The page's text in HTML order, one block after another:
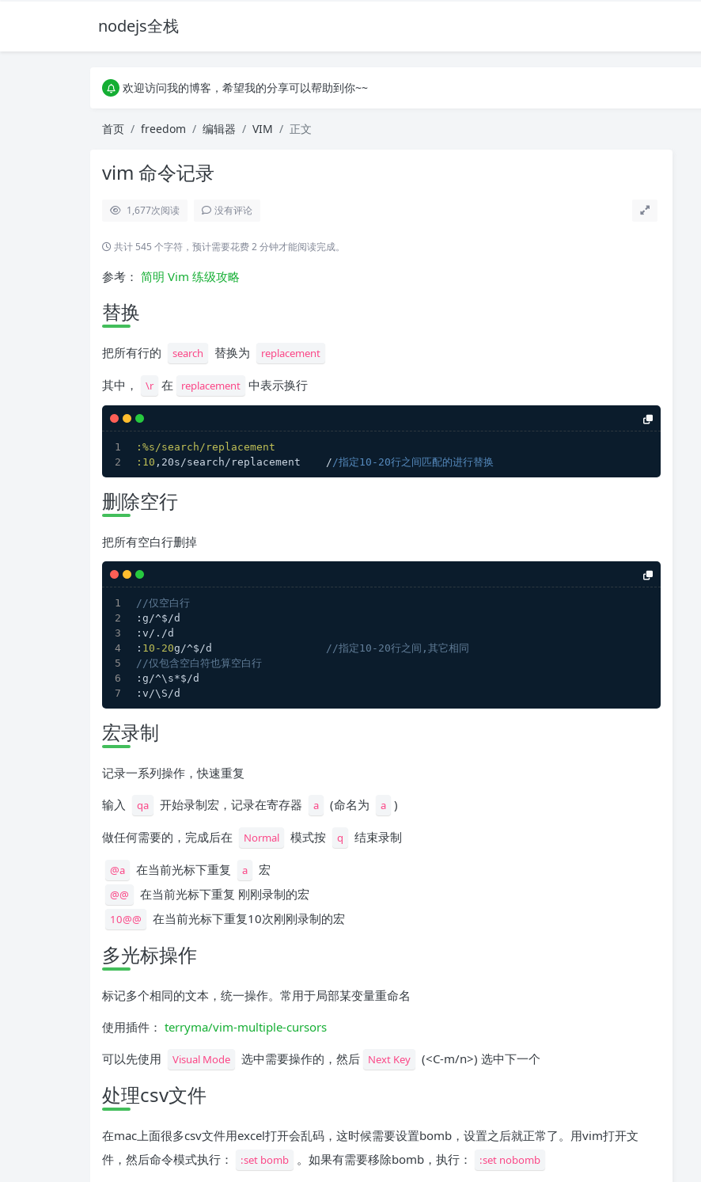
nodejs全栈
欢迎访问我的博客，希望我的分享可以帮助到你~~
欢迎访问我的博客，希望我的分享可以帮助到你~~
首页
freedom 编辑器 VIM 正文
vim 命令记录
1,677次阅读 没有评论
共计 545 个字符，预计需要花费 2 分钟才能阅读完成。
参考： 简明 Vim 练级攻略
替换
把所有行的 search 替换为 replacement
其中， \r 在 replacement 中表示换行
:%s/search/replacement
: 10 ,20s/search/replacement    //指定10-20行之间匹配的进行替换
删除空行
把所有空白行删掉
//仅空白行
:g/^$/d
:v/./d
: 10 -20g/^$/d //指定10-20行之间,其它相同
//仅包含空白符也算空白行
:g/^\s*$/d
:v/\S/d
宏录制
记录一系列操作，快速重复
输入
qa 开始录制宏，记录在寄存器 a (命名为 a )
做任何需要的，完成后在 Normal 模式按 q 结束录制
@a 在当前光标下重复 a 宏
@@ 在当前光标下重复 刚刚录制的宏
10@@ 在当前光标下重复10次刚刚录制的宏
多光标操作
标记多个相同的文本，统一操作。常用于局部某变量重命名
使用插件： terryma/vim-multiple-cursors
可以先使用
Visual Mode 选中需要操作的，然后 Next Key (<C-m/n>) 选中下一个
处理csv文件
在mac上面很多csv文件用excel打开会乱码，这时候需要设置bomb，设置之后就正常了。用vim打开文
件，然后命令模式执行：
:set bomb 。如果有需要移除bomb，执行： :set nobomb